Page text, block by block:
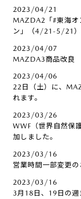
2023/04/21
MAZDA2「#東海オ
ン」（4/21-5/21）
2023/04/07
MAZDA3商品改良
2023/04/06
22日（土）に、
れます。
2023/03/26
WWF（世界自然保
加しました。
2023/03/16
営業時間一部変更
2023/03/16
3月18日、19日の